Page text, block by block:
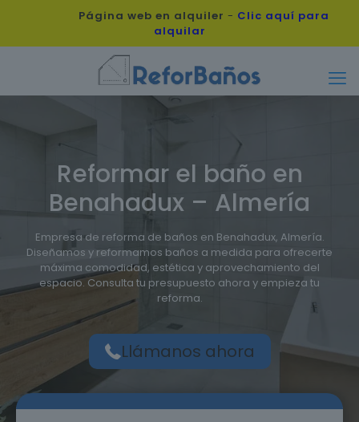
Página web en alquiler - Clic aquí para
alquilar
Reformar el baño en
Benahadux – Almería
Empresa de reforma de baños en Benahadux, Almería.
Diseñamos y reformamos baños a medida para ofrecerte
máxima comodidad, estética y aprovechamiento del
espacio. Consulta tu presupuesto ahora y empieza tu
reforma.
Llámanos ahora